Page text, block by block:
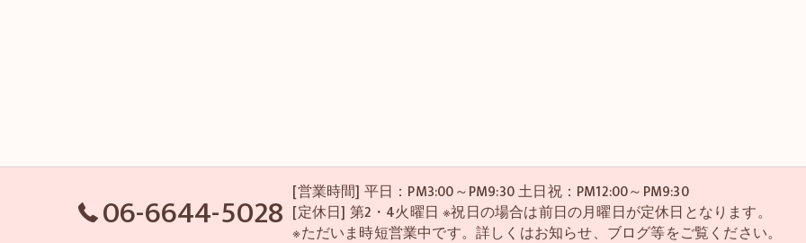
06-6644-5028 [営業時間] 平日：PM3:00～PM9:30 土日祝：PM12:00～PM9:30
[定休日] 第2・4火曜日 ※祝日の場合は前日の月曜日が定休日となります。
※ただいま時短営業中です。詳しくはお知らせ、ブログ等をご覧ください。